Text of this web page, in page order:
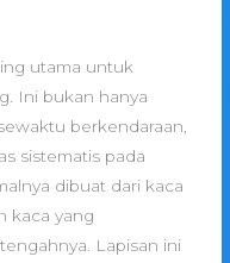
utama untuk
Ini bukan hanya
berkendaraan,
sistematis pada
dibuat dari kaca
kaca yang
Lapisan ini